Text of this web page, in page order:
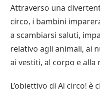
Attraverso una
circo, i bambini
a scambiarsi saluti,
relativo agli animali, ai
ai vestiti, al corpo e alla
L’obiettivo di Al circo!